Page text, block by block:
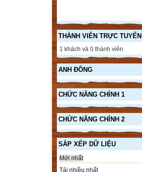
THÀNH VIÊN TRỰC TUYẾN
1 khách và 0 thành viên
ANH ĐÔNG
CHỨC NĂNG CHÍNH 1
CHỨC NĂNG CHÍNH 2
SẮP XẾP DỮ LIỆU
Mới nhất
Tải nhiều nhất